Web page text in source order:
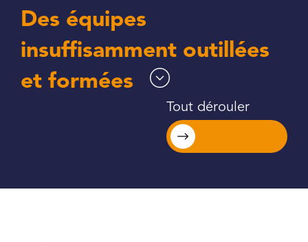
Des équipes
insuffisamment outillées
et formées
Tout dérouler